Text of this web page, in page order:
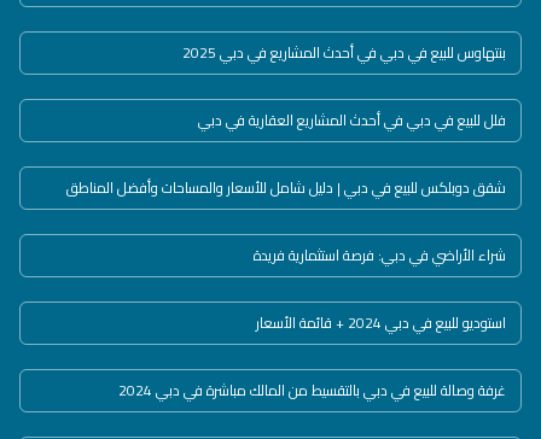
بنتهاوس للبيع في دبي في أحدث المشاريع في دبي 2025
فلل للبيع في دبي في أحدث المشاريع العقارية في دبي
شقق دوبلكس للبيع في دبي | دليل شامل للأسعار والمساحات وأفضل المناطق
شراء الأراضي في دبي: فرصة استثمارية فريدة
استوديو للبيع في دبي 2024 + قائمة الأسعار
غرفة وصالة للبيع في دبي بالتقسيط من المالك مباشرة في دبي 2024